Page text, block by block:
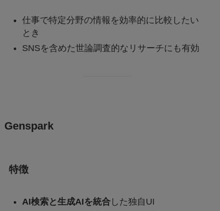
仕事で特定分野の情報を効率的に比較したい
とき
SNSを含めた世論調査的なリサーチにも有効
Genspark
特徴
AI検索と生成AIを統合した独自UI